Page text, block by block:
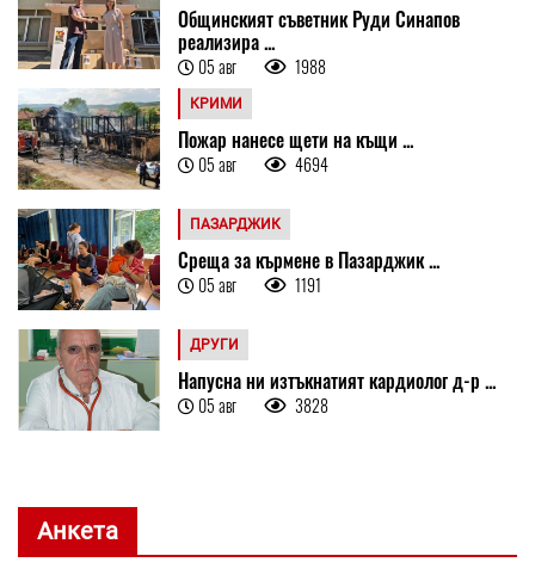
Общинският съветник Руди Синапов
реализира ...
05 авг 1988
КРИМИ
Пожар нанесе щети на къщи ...
05 авг 4694
ПАЗАРДЖИК
Среща за кърмене в Пазарджик ...
05 авг 1191
ДРУГИ
Напусна ни изтъкнатият кардиолог д-р ...
05 авг 3828
Анкета